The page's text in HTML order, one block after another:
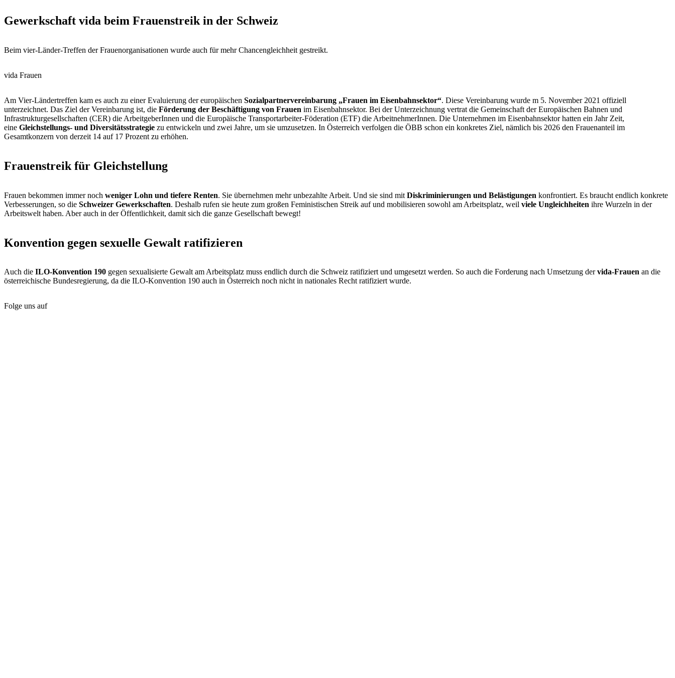
Gewerkschaft vida beim Frauenstreik in der Schweiz
Beim vier-Länder-Treffen der Frauenorganisationen wurde auch für mehr Chancengleichheit gestreikt.
vida Frauen
Am Vier-Ländertreffen kam es auch zu einer Evaluierung der europäischen Sozialpartnervereinbarung „Frauen im Eisenbahnsektor“. Diese Vereinbarung wurde m 5. November 2021 offiziell
unterzeichnet. Das Ziel der Vereinbarung ist, die Förderung der Beschäftigung von Frauen im Eisenbahnsektor. Bei der Unterzeichnung vertrat die Gemeinschaft der Europäischen Bahnen und
Infrastrukturgesellschaften (CER) die ArbeitgeberInnen und die Europäische Transportarbeiter-Föderation (ETF) die ArbeitnehmerInnen. Die Unternehmen im Eisenbahnsektor hatten ein Jahr Zeit,
eine Gleichstellungs- und Diversitätsstrategie zu entwickeln und zwei Jahre, um sie umzusetzen. In Österreich verfolgen die ÖBB schon ein konkretes Ziel, nämlich bis 2026 den Frauenanteil im
Gesamtkonzern von derzeit 14 auf 17 Prozent zu erhöhen.
Frauenstreik für Gleichstellung
Frauen bekommen immer noch weniger Lohn und tiefere Renten. Sie übernehmen mehr unbezahlte Arbeit. Und sie sind mit Diskriminierungen und Belästigungen konfrontiert. Es braucht endlich konkrete
Verbesserungen, so die Schweizer Gewerkschaften. Deshalb rufen sie heute zum großen Feministischen Streik auf und mobilisieren sowohl am Arbeitsplatz, weil viele Ungleichheiten ihre Wurzeln in der
Arbeitswelt haben. Aber auch in der Öffentlichkeit, damit sich die ganze Gesellschaft bewegt!
Konvention gegen sexuelle Gewalt ratifizieren
Auch die ILO-Konvention 190 gegen sexualisierte Gewalt am Arbeitsplatz muss endlich durch die Schweiz ratifiziert und umgesetzt werden. So auch die Forderung nach Umsetzung dervida-Frauen an die
österreichische Bundesregierung, da die ILO-Konvention 190 auch in Österreich noch nicht in nationales Recht ratifiziert wurde.
Folge uns auf